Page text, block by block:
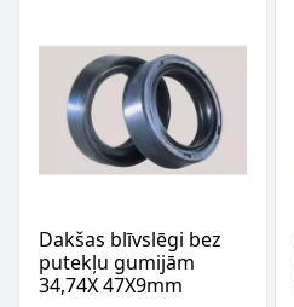
Dakšas blīvslēgi bez
putekļu gumijām
34,74X 47X9mm